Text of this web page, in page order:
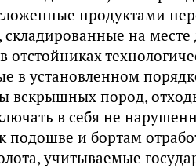
продуктами
на
в установленном
вскрышных пород,
в себя не
и бортам
учитываемые